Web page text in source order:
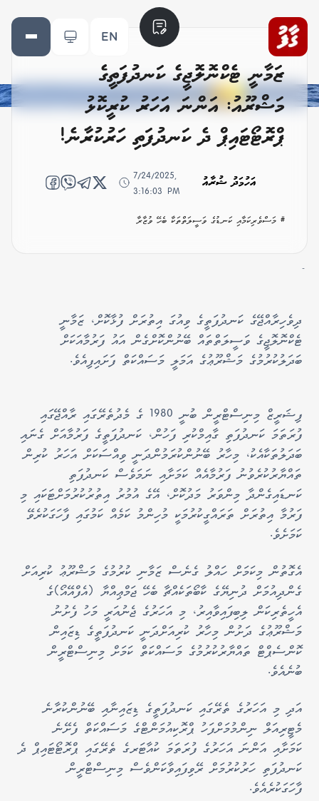
EN
ޒަމާނީ ޓެކްނޮލޮޖީގެ ކަނދުފަތީގެ
މަޝްރޫއު: އަންނަ އަހަރު ކުރީކޮޅު
ޕްރޮޓޯޓައިޕް ދެ ކަނދުފަތި ހަރުކުރާނެ!
އަހުމަދު ޝުރާއު
7/24/2025,
3:16:03 PM
# މަސްވެރިކަމާއި ކަނޑުގެ ވަސީލަތްތަކާ ބެހޭ ވުޒާރާ
-
ދިވެހިރާއްޖޭގެ ކަނދުފަތީގެ ވިއުގަ އިތުރަށް ފުޅާކޮށް، ޒަމާނީ
ޓެކްނޮލޮޖީގެ ވަސީލަތްތައް ބޭނުންކޮށްގެން އައު ފަރުމާއަކަށް
ބަދަލުކުރުމުގެ މަޝްރޫޢުގެ އަމަލީ މަސައްކަތް ފަށައިފިއެވެ.
ފިޝަރީޒް މިނިސްޓްރީން ބުނީ 1980 ގެ މެދުތެރޭގައި ރާއްޖޭގައި
ފުރަތަމަ ކަނދުފަތި ގާއިމްކުރި ފަހުން، ކަނދުފަތީގެ ފަރުމާއަށް ގެނައި
ބަދަލުތަކާއެކު، މިހާރު ބޭނުންކުރަމުންދަނީ ވިއްސަކަށް އަހަރު ކުރިން
ތައްޔާރުކުރެވުނު ފަރުމާއެއް ކަމަށާއި ނަމަވެސް ކަނދުފަތި
ކަނޑައިގެންދާ މިންވަރު މަދުކޮށް، އޭގެ އުމުރު އިތުރުކުރުމަށްޓަކައި މި
ފަރުމާ އިތުރަށް ތަރައްގީކުރުމަކީ މުހިންމު ކަމެއް ކަމުގައި ފާހަގަކުރެވޭ
ކަމަށެވެ.
އެގޮތުން މިކަމަށް ހައްލު ގެނެސް ޒަމާނި ކުރުމުގެ މަޝްރޫޢު ކުރިއަށް
ގެންދިއުމަށް ދުނިޔޭގެ ކާބޯތަކެއްޗާ ބެހޭ ޖަމްޢިއްޔާ (އެފްއޭއޯ)ގެ
އެހީތެރިކަން ލިބިފައިވާއިރު، މި އަހަރުގެ ޖެނުއަރީ މަހު ފެށުނު
މަޝްރޫޢުގެ ދަށުން މިހާރު ކުރިއަށްދަނީ ކަނދުފަތީގެ ޑިޒައިން
ކޮންސެޕްޓް ތައްޔާރުކުރުމުގެ މަސައްކަތް ކަމަށް މިނިސްޓްރީން
ބުނެއެވެ.
އަދި މި އަހަރުގެ ތެރޭގައި ކަނދުފަތީގެ ޑިޒައިނާއި ބޭނުންކުރާނެ
މެޓީރިއަލް ނިންމުމަށްފަހު ޕްރޮކިއުމަންޓްގެ މަސައްކަތް ފެށޭނެ
ކަމަށާއި އަންނަ އަހަރުގެ ފުރަތަމަ ކުއާޓަރގެ ތެރޭގައި ޕްރޮޓޯޓައިޕް ދެ
ކަނދުފަތި ހަރުކުރުމަށް ރޭވިފައިވާކަންވެސް މިނިސްޓްރީން
ފާހަގަކުރެއެވެ.